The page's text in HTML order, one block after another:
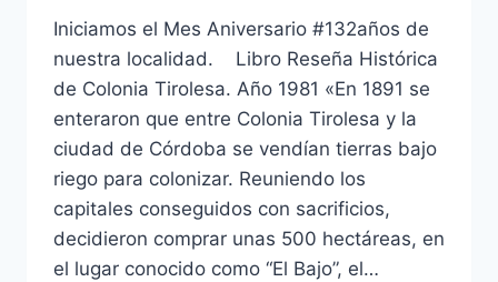
Iniciamos el Mes Aniversario #132años de
nuestra localidad. Libro Reseña Histórica
de Colonia Tirolesa. Año 1981 «En 1891 se
enteraron que entre Colonia Tirolesa y la
ciudad de Córdoba se vendían tierras bajo
riego para colonizar. Reuniendo los
capitales conseguidos con sacrificios,
decidieron comprar unas 500 hectáreas, en
el lugar conocido como “El Bajo”, el…